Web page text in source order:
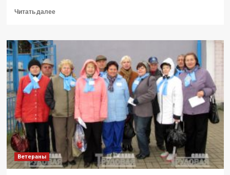
Читать далееПрочитать
Международное
Ветераны